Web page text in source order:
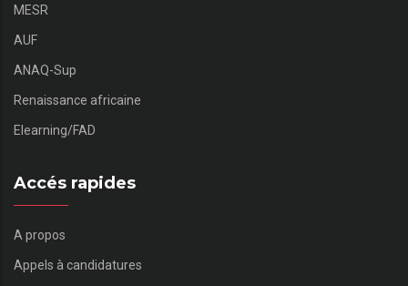
MESR
AUF
ANAQ-Sup
Renaissance africaine
Elearning/FAD
Accés rapides
A propos
Appels à candidatures